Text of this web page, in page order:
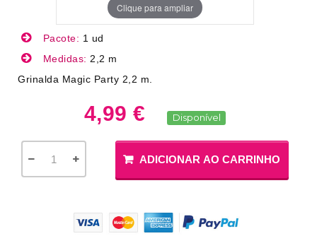
Clique para ampliar
Pacote: 1 ud
Medidas: 2,2 m
Grinalda Magic Party 2,2 m.
4,99 € Disponível
ADICIONAR AO CARRINHO